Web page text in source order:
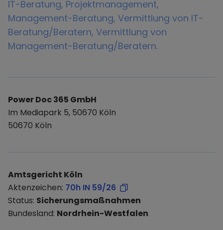
IT-Beratung, Projektmanagement,
Management-Beratung, Vermittlung von IT-
Beratung/Beratern, Vermittlung von
Management-Beratung/Beratern.
Power Doc 365 GmbH
Im Mediapark 5, 50670 Köln
50670 Köln
Amtsgericht Köln
Aktenzeichen: 70h IN 59/26
Status: Sicherungsmaßnahmen
Bundesland: Nordrhein-Westfalen